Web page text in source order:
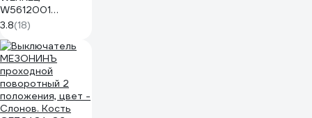
W5612001
одноклавишный
(белый) ретро
a051317
3.8(18)